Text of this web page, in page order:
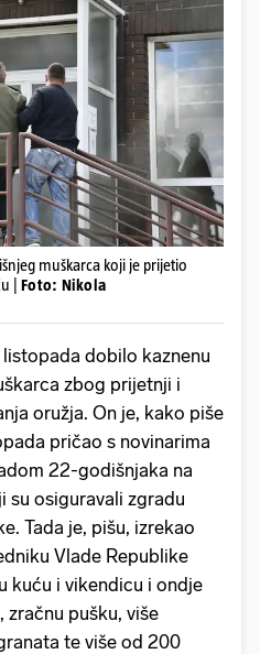
muškarca koji je prijetio
| Foto: Nikola
dobilo kaznenu
zbog prijetnji i
oružja. On je, kako piše
pričao s novinarima
22-godišnjaka na
su osiguravali zgradu
Tada je, pišu, izrekao
Vlade Republike
kuću i vikendicu i ondje
zračnu pušku, više
te više od 200